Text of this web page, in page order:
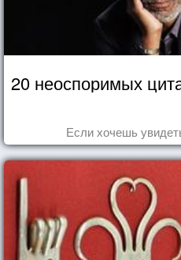
20 неоспоримых
Если хочешь